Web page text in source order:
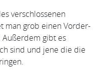
verschlossenen
man grob einen Vorder-
gibt es
sind und jene die die